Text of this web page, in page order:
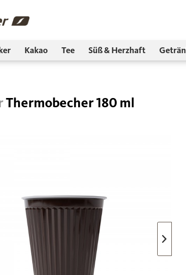
Kakao Tee Süß & Herzhaft
Thermobecher 180 ml